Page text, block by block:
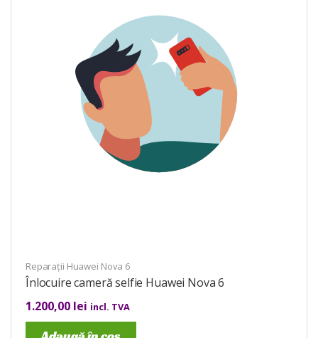
Reparații Huawei Nova 6
Înlocuire cameră selfie Huawei Nova 6
1.200,00 lei incl. TVA